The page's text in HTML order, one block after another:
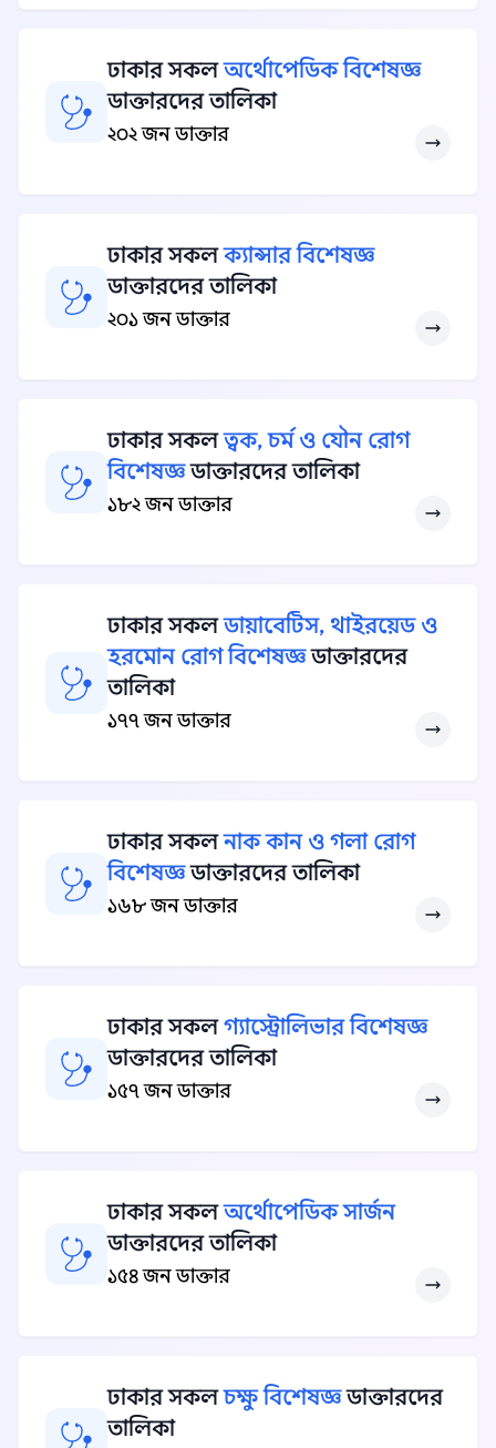
ঢাকার সকলঅর্থোপেডিক বিশেষজ্ঞ
ডাক্তারদের তালিকা
২০২ জন ডাক্তার
ঢাকার সকলক্যান্সার বিশেষজ্ঞ
ডাক্তারদের তালিকা
২০১ জন ডাক্তার
ঢাকার সকলত্বক, চর্ম ও যৌন রোগ
বিশেষজ্ঞডাক্তারদের তালিকা
১৮২ জন ডাক্তার
ঢাকার সকলডায়াবেটিস, থাইরয়েড ও
হরমোন রোগ বিশেষজ্ঞডাক্তারদের
তালিকা
১৭৭ জন ডাক্তার
ঢাকার সকলনাক কান ও গলা রোগ
বিশেষজ্ঞডাক্তারদের তালিকা
১৬৮ জন ডাক্তার
ঢাকার সকলগ্যাস্ট্রোলিভার বিশেষজ্ঞ
ডাক্তারদের তালিকা
১৫৭ জন ডাক্তার
ঢাকার সকলঅর্থোপেডিক সার্জন
ডাক্তারদের তালিকা
১৫৪ জন ডাক্তার
ঢাকার সকলচক্ষু বিশেষজ্ঞডাক্তারদের
তালিকা